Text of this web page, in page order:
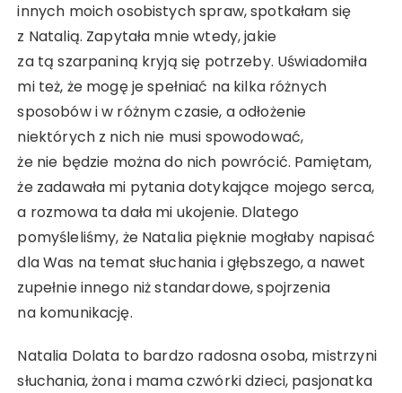
innych moich osobistych spraw, spotkałam się
z Natalią. Zapytała mnie wtedy, jakie
za tą szarpaniną kryją się potrzeby. Uświadomiła
mi też, że mogę je spełniać na kilka różnych
sposobów i w różnym czasie, a odłożenie
niektórych z nich nie musi spowodować,
że nie będzie można do nich powrócić. Pamiętam,
że zadawała mi pytania dotykające mojego serca,
a rozmowa ta dała mi ukojenie. Dlatego
pomyśleliśmy, że Natalia pięknie mogłaby napisać
dla Was na temat słuchania i głębszego, a nawet
zupełnie innego niż standardowe, spojrzenia
na komunikację.
Natalia Dolata to bardzo radosna osoba, mistrzyni
słuchania, żona i mama czwórki dzieci, pasjonatka